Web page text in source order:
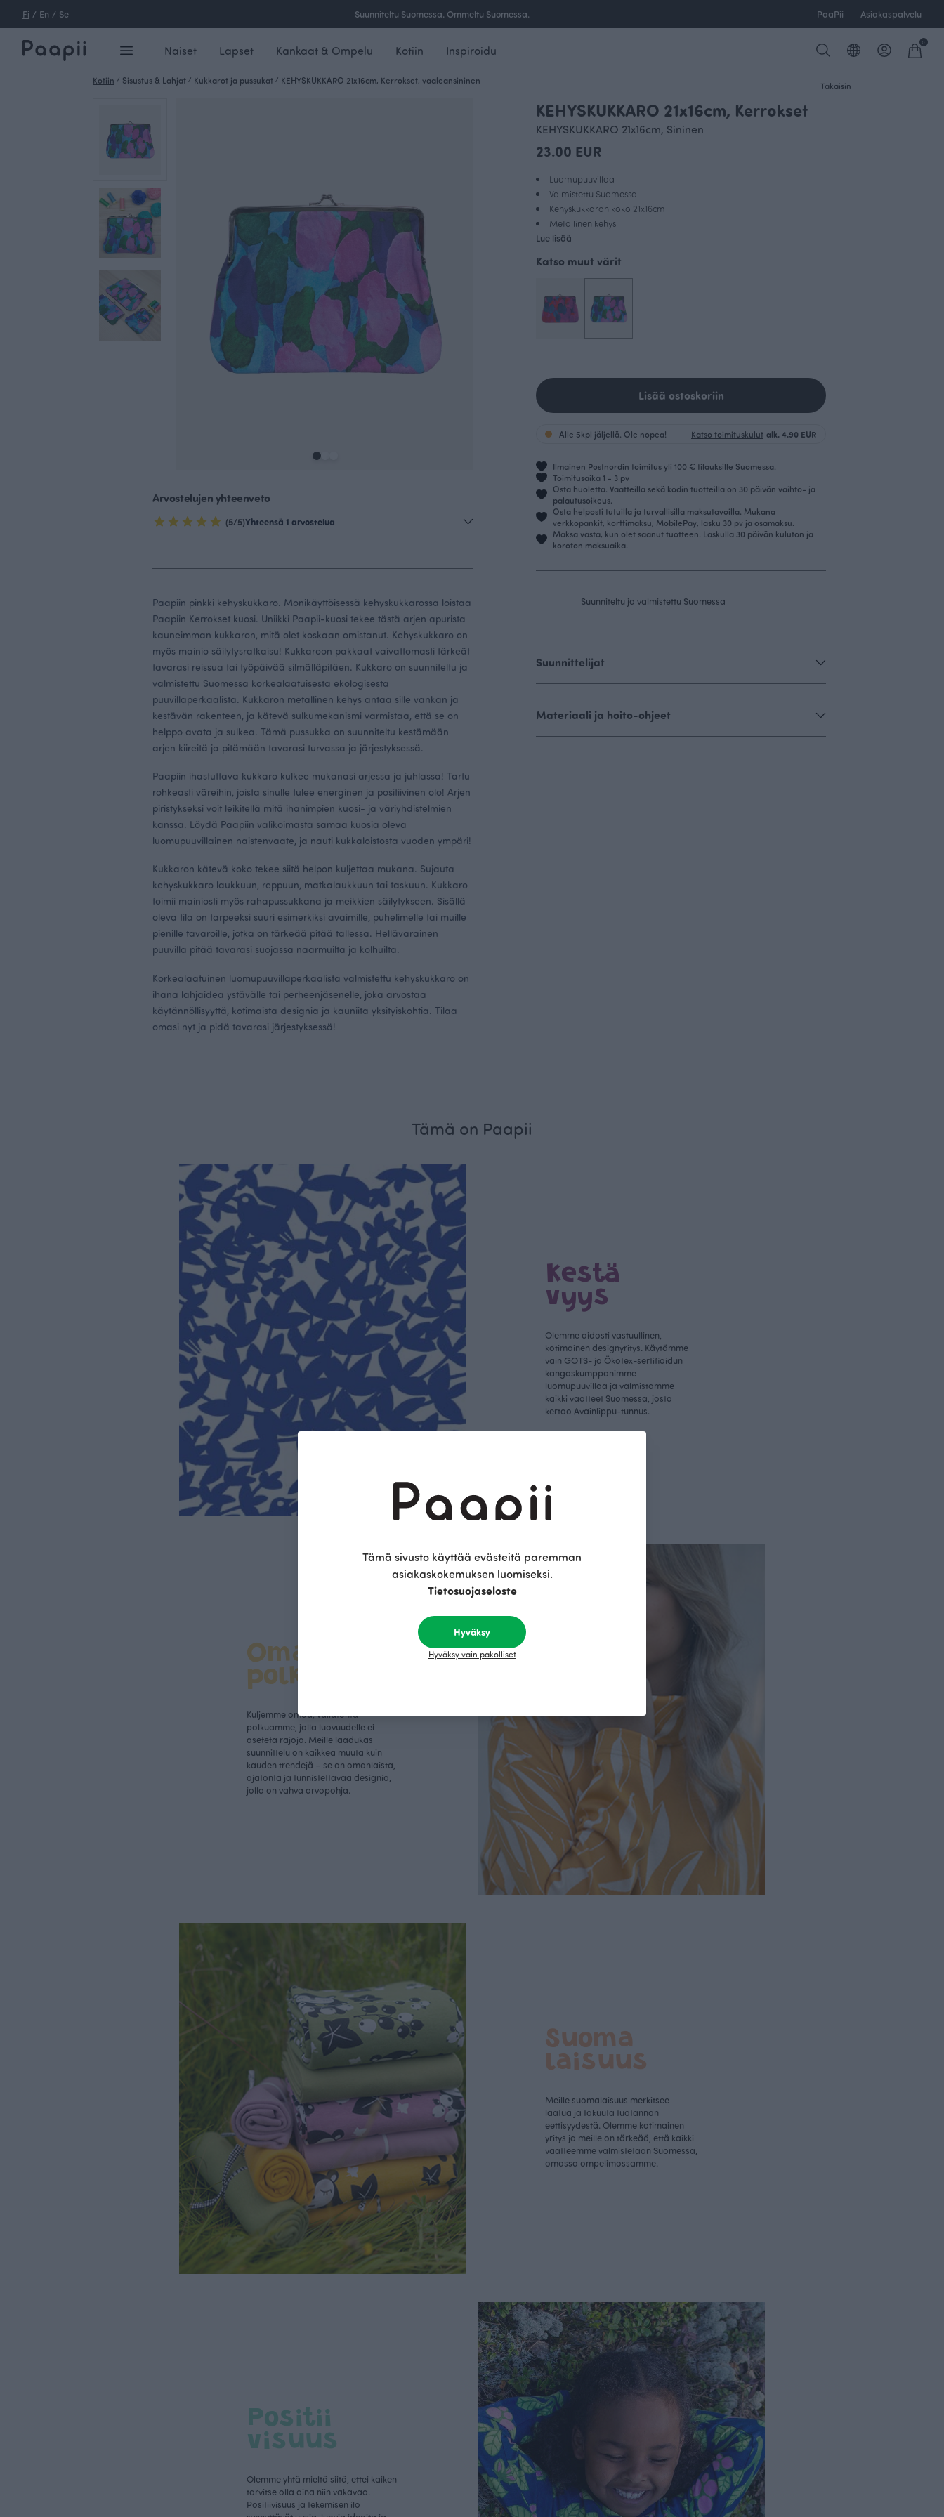
Fi / En / Se Ilmainen toimitus yli 100 € tilauksille Suomessa. PaaPii Asiakaspalvelu
Naiset Lapset Kankaat & Ompelu Kotiin Inspiroidu
0
Kotiin / Sisustus & Lahjat / Kukkarot ja pussukat / KEHYSKUKKARO 21x16cm, Kerrokset, vaaleansininen Takaisin
Arvostelujen yhteenveto
(5/5)Yhteensä 1 arvostelua
Paapiin pinkki kehyskukkaro. Monikäyttöisessä kehyskukkarossa loistaa
Paapiin Kerrokset kuosi. Uniikki Paapii-kuosi tekee tästä arjen apurista
kauneimman kukkaron, mitä olet koskaan omistanut. Kehyskukkaro on
myös mainio säilytysratkaisu! Kukkaroon pakkaat vaivattomasti tärkeät
tavarasi reissua tai työpäivää silmälläpitäen. Kukkaro on suunniteltu ja
valmistettu Suomessa korkealaatuisesta ekologisesta
puuvillaperkaalista. Kukkaron metallinen kehys antaa sille vankan ja
kestävän rakenteen, ja kätevä sulkumekanismi varmistaa, että se on
helppo avata ja sulkea. Tämä pussukka on suunniteltu kestämään
arjen kiireitä ja pitämään tavarasi turvassa ja järjestyksessä.
Paapiin ihastuttava kukkaro kulkee mukanasi arjessa ja juhlassa! Tartu
rohkeasti väreihin, joista sinulle tulee energinen ja positiivinen olo! Arjen
piristykseksi voit leikitellä mitä ihanimpien kuosi- ja väriyhdistelmien
kanssa. Löydä Paapiin valikoimasta samaa kuosia oleva
luomupuuvillainen naistenvaate, ja nauti kukkaloistosta vuoden ympäri!
Kukkaron kätevä koko tekee siitä helpon kuljettaa mukana. Sujauta
kehyskukkaro laukkuun, reppuun, matkalaukkuun tai taskuun. Kukkaro
toimii mainiosti myös rahapussukkana ja meikkien säilytykseen. Sisällä
oleva tila on tarpeeksi suuri esimerkiksi avaimille, puhelimelle tai muille
pienille tavaroille, jotka on tärkeää pitää tallessa. Hellävarainen
puuvilla pitää tavarasi suojassa naarmuilta ja kolhuilta.
Korkealaatuinen luomupuuvillaperkaalista valmistettu kehyskukkaro on
ihana lahjaidea ystävälle tai perheenjäsenelle, joka arvostaa
käytännöllisyyttä, kotimaista designia ja kauniita yksityiskohtia. Tilaa
omasi nyt ja pidä tavarasi järjestyksessä!
KEHYSKUKKARO 21x16cm, Kerrokset
KEHYSKUKKARO 21x16cm, Sininen
23.00 EUR
Luomupuuvillaa
Valmistettu Suomessa
Kehyskukkaron koko 21x16cm
Metallinen kehys
Lue lisää
Katso muut värit
Lisää ostoskoriin
Alle 5kpl jäljellä. Ole nopea! Katso toimituskulut alk. 4.90 EUR
Ilmainen Postnordin toimitus yli 100 € tilauksille Suomessa.
Toimitusaika 1 - 3 pv
Osta huoletta. Vaatteilla sekä kodin tuotteilla on 30 päivän vaihto- ja
palautusoikeus.
Osta helposti tutuilla ja turvallisilla maksutavoilla. Mukana
verkkopankit, korttimaksu, MobilePay, lasku 30 pv ja osamaksu.
Maksa vasta, kun olet saanut tuotteen. Laskulla 30 päivän kuluton ja
koroton maksuaika.
Suunniteltu ja valmistettu Suomessa
Suunnittelijat
Materiaali ja hoito-ohjeet
Tämä on Paapii
Kestä
vyys
Olemme aidosti vastuullinen,
kotimainen designyritys. Käytämme
vain GOTS- ja Ökotex-sertifioidun
kangaskumppanimme
luomupuuvillaa ja valmistamme
kaikki vaatteet Suomessa, josta
kertoo Avainlippu-tunnus.
Oma
polku
Kuljemme omaa, vallatonta
polkuamme, jolla luovuudelle ei
aseteta rajoja. Meille laadukas
suunnittelu on kaikkea muuta kuin
kauden trendejä – se on omanlaista,
ajatonta ja tunnistettavaa designia,
jolla on vahva arvopohja.
Suoma
laisuus
Meille suomalaisuus merkitsee
laatua ja takuuta tuotannon
eettisyydestä. Olemme kotimainen
yritys ja meille on tärkeää, että kaikki
vaatteemme valmistetaan Suomessa,
omassa ompelimossamme.
Positii
visuus
Olemme yhtä mieltä siitä, ettei kaiken
tarvitse olla aina niin vakavaa.
Positiivisuus ja tekemisen ilo
Tämä sivusto käyttää evästeitä paremman
asiakaskokemuksen luomiseksi.
Tietosuojaseloste
Hyväksy
Hyväksy vain pakolliset